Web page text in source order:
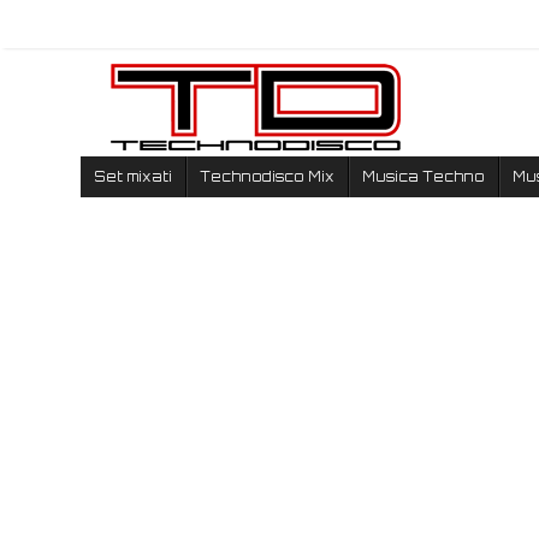
Set mixati Technodisco Mix Musica Techno